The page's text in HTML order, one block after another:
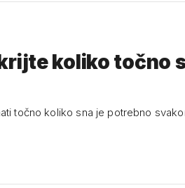
koliko točno
točno koliko sna je potrebno